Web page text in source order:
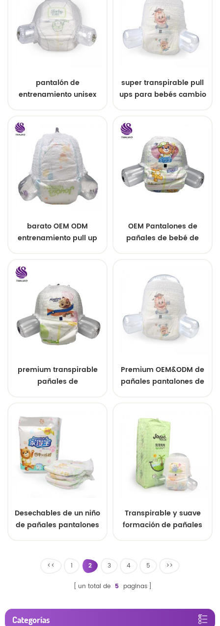
pantalón de
entrenamiento unisex
super transpirable pull
ups para bebés cambio
barato OEM ODM
entrenamiento pull up
OEM Pantalones de
pañales de bebé de
premium transpirable
pañales de
mayorista de
pantalones
Premium OEM&ODM de
pañales pantalones de
Desechables de un niño
de pañales pantalones
Transpirable y suave
formación de pañales
<< 1 2 3 4 5 >>
un total de 5 paginas
Categorías